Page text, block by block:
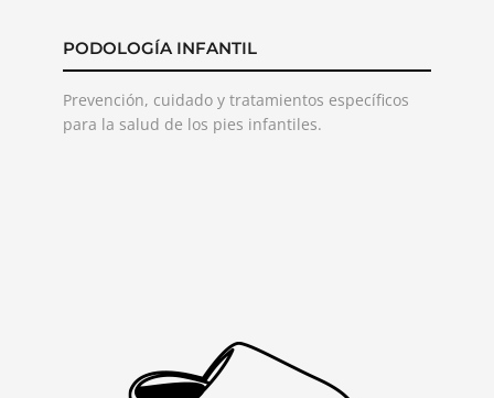
PODOLOGÍA INFANTIL
Prevención, cuidado y tratamientos específicos
para la salud de los pies infantiles.